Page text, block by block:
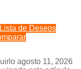
de Deseos
agosto 11, 2026